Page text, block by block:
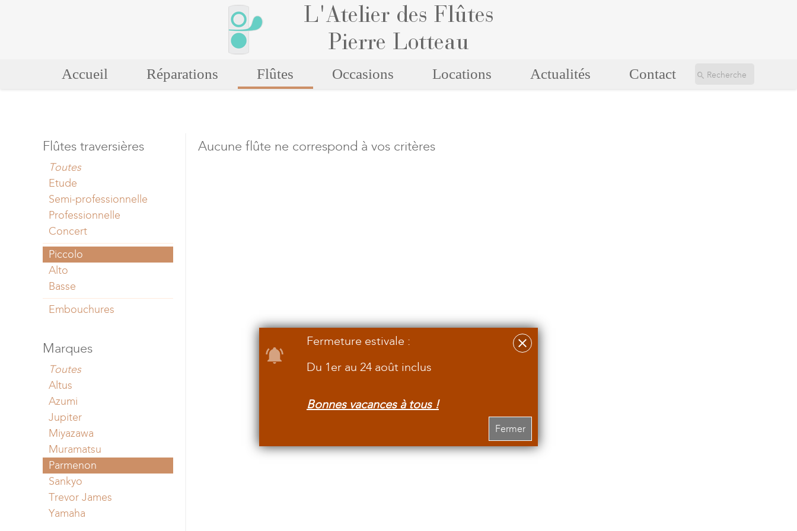
L'Atelier des Flûtes
Pierre Lotteau
Accueil Réparations Flûtes Occasions Locations Actualités Contact
Flûtes traversières
Toutes
Etude
Semi-professionnelle
Professionnelle
Concert
Piccolo
Alto
Basse
Embouchures
Marques
Toutes
Altus
Azumi
Jupiter
Miyazawa
Muramatsu
Parmenon
Sankyo
Trevor James
Yamaha
Aucune flûte ne correspond à vos critères
Fermeture estivale :
Du 1er au 24 août inclus
Bonnes vacances à tous !
Fermer